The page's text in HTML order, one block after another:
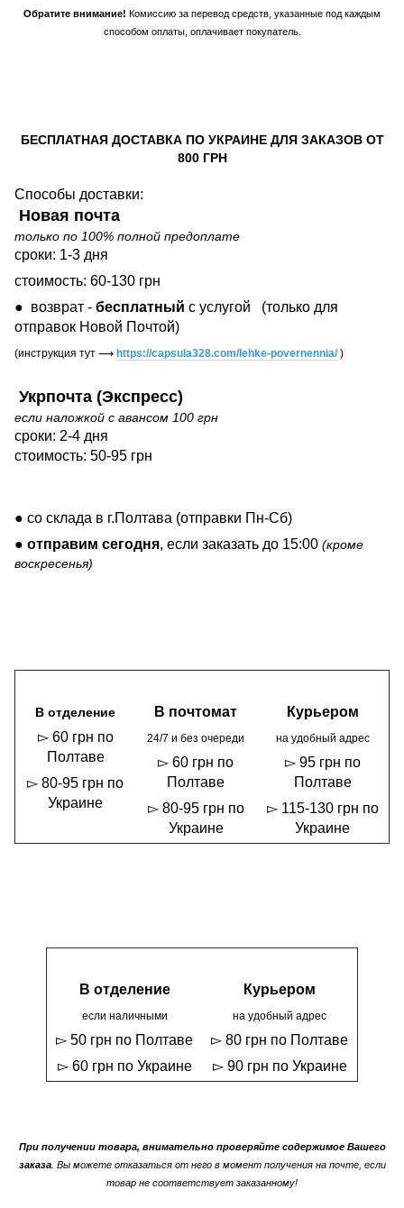
Обратите внимание! Комиссию за перевод средств, указанные под каждым
способом оплаты, оплачивает покупатель.
БЕСПЛАТНАЯ ДОСТАВКА ПО УКРАИНЕ ДЛЯ ЗАКАЗОВ ОТ
800 ГРН
Способы доставки:
Новая почта
только по 100% полной предоплате
сроки: 1-3 дня
стоимость: 60-130 грн
● возврат - бесплатный с услугой
(только для
отправок Новой Почтой)
(инструкция тут ⟶ https://capsula328.com/lehke-povernennia/)
Укрпочта (Экспресс)
если наложкой с авансом 100 грн
сроки: 2-4 дня
стоимость: 50-95 грн
● со склада в г.Полтава (отправки Пн-Сб)
● отправим сегодня, если заказать до 15:00 (кроме
воскресенья)
В отделение
▻ 60 грн по
Полтаве
▻ 80-95 грн по
Украине
В почтомат
24/7 и без очереди
▻ 60 грн по
Полтаве
▻ 80-95 грн по
Украине
Курьером
на удобный адрес
▻ 95 грн по
Полтаве
▻ 115-130 грн по
Украине
В отделение
если наличными
▻ 50 грн по Полтаве
▻ 60 грн по Украине
Курьером
на удобный адрес
▻ 80 грн по Полтаве
▻ 90 грн по Украине
При получении товара, внимательно проверяйте содержимое Вашего
заказа. Вы можете отказаться от него в момент получения на почте, если
товар не соответствует заказанному!